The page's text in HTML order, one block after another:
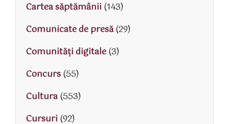
Cartea săptămânii (143)
Comunicate de presă(29)
Comunități digitale(3)
Concurs(55)
Cultura(553)
Cursuri (92)